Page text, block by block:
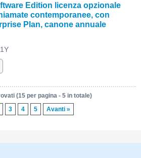
Edition licenza opzionale
contemporanee, con
Plan, canone annuale
(15 per pagina - 5 in totale)
3 4 5 Avanti »